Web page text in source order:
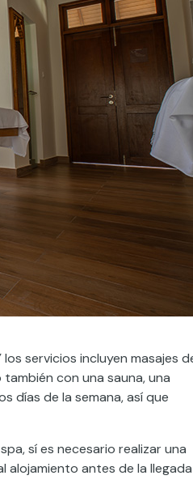
servicios incluyen masajes
con una sauna, una
días de la semana, así que
sí es necesario realizar una
alojamiento antes de la